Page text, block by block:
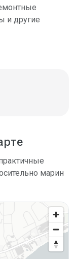
марин
и другие